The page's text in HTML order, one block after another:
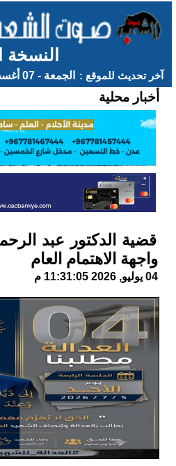
النسخة
آخر تحديث للموقع : الجمعة - 07 أغسطس 2026 - 04:52 م
أخبار محلية
قضية الدكتور عبد
واجهة الاهتمام العام
04 يوليو, 2026 11:31:05 م